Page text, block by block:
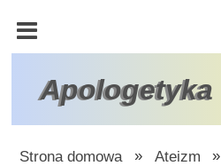
Apologetyka
KOŚCIÓŁ
KATOLICKI
TRÓJCA
ŚWIĘTA
Strona domowa » Ateizm »